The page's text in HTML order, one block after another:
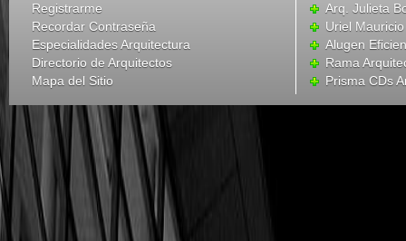
Registrarme
Recordar Contraseña
Especialidades Arquitectura
Directorio de Arquitectos
Mapa del Sitio
Arq. Julieta
Uriel
Alugen
Rama
Prisma CDs